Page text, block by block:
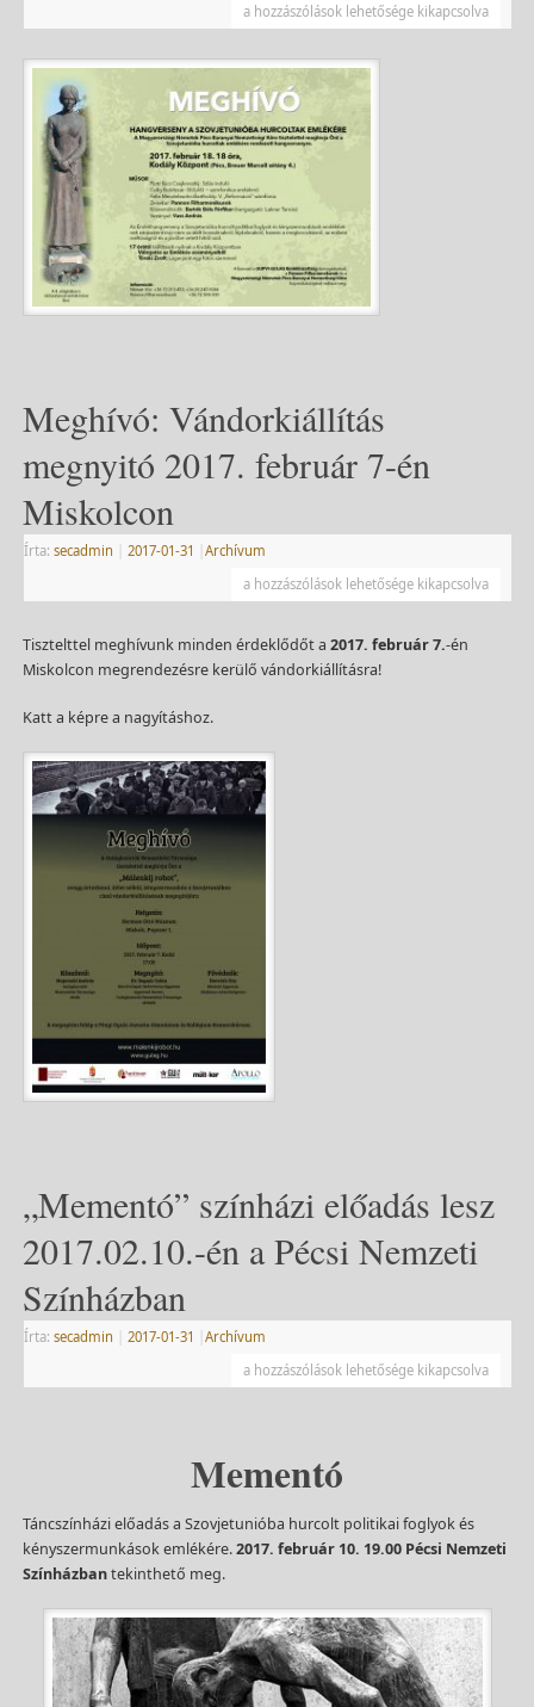
a hozzászólások lehetősége kikapcsolva
Meghívó: Vándorkiállítás
megnyitó 2017. február 7-én
Miskolcon
Írta: secadmin 2017-01-31
Archívum
a hozzászólások lehetősége kikapcsolva
Tisztelttel meghívunk minden érdeklődőt a 2017. február 7.-én
Miskolcon megrendezésre kerülő vándorkiállításra!
Katt a képre a nagyításhoz.
„Mementó” színházi előadás lesz
2017.02.10.-én a Pécsi Nemzeti
Színházban
Írta: secadmin 2017-01-31
Archívum
a hozzászólások lehetősége kikapcsolva
Mementó
Táncszínházi előadás a Szovjetunióba hurcolt politikai foglyok és
kényszermunkások emlékére.2017. február 10. 19.00 Pécsi Nemzeti
Színházbantekinthető meg.